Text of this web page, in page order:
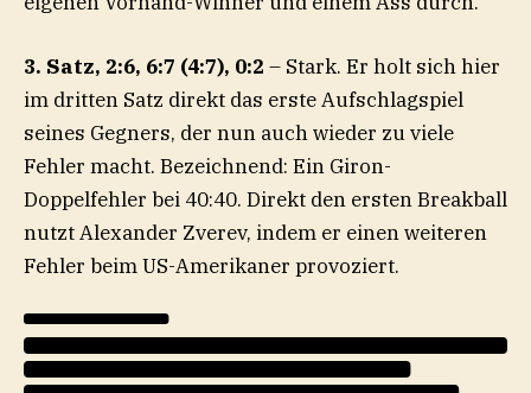
3. Satz, 2:6, 6:7 (4:7), 0:2 – Stark. Er holt sich hier
im dritten Satz direkt das erste Aufschlagspiel
seines Gegners, der nun auch wieder zu viele
Fehler macht. Bezeichnend: Ein Giron-
Doppelfehler bei 40:40. Direkt den ersten Breakball
nutzt Alexander Zverev, indem er einen weiteren
Fehler beim US-Amerikaner provoziert.